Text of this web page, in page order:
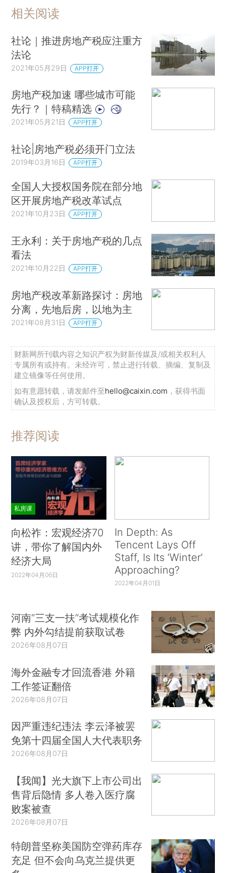
相关阅读
社论｜推进房地产税应注重方
法论
2021年05月29日 APP打开
房地产税加速 哪些城市可能
先行？｜特稿精选
2021年05月21日 APP打开
社论|房地产税必须开门立法
2019年03月16日 APP打开
全国人大授权国务院在部分地
区开展房地产税改革试点
2021年10月23日 APP打开
王永利：关于房地产税的几点
看法
2021年10月22日 APP打开
房地产税改革新路探讨：房地
分离，先地后房，以地为主
2021年08月31日 APP打开
财新网所刊载内容之知识产权为财新传媒及/或相关权利人
专属所有或持有。未经许可，禁止进行转载、摘编、复制及
建立镜像等任何使用。
如有意愿转载，请发邮件至hello@caixin.com ，获得书面
确认及授权后，方可转载。
推荐阅读
私房课
向松祚：宏观经济70
讲，带你了解国内外
经济大局
2022年04月06日
In Depth: As
Tencent Lays Off
Staff, Is Its ‘Winter’
Approaching?
2022年04月01日
河南“三支一扶”考试规模化作
弊 内外勾结提前获取试卷
2026年08月07日
海外金融专才回流香港 外籍
工作签证翻倍
2026年08月07日
因严重违纪违法 李云泽被罢
免第十四届全国人大代表职务
2026年08月07日
【我闻】光大旗下上市公司出
售背后隐情 多人卷入医疗腐
败案被查
2026年08月07日
特朗普坚称美国防空弹药库存
充足 但不会向乌克兰提供更